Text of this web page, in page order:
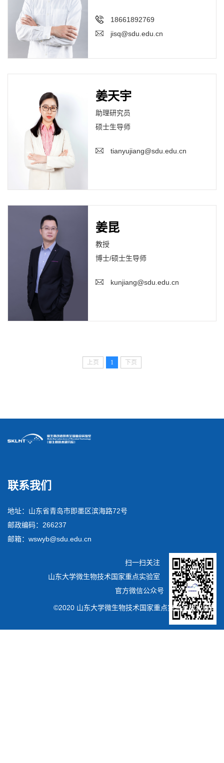
18661892769
jisq@sdu.edu.cn
姜天宇
助理研究员
硕士生导师
tianyujiang@sdu.edu.cn
姜昆
教授
博士/硕士生导师
kunjiang@sdu.edu.cn
上页 1 下页
联系我们
地址：山东省青岛市即墨区滨海路72号
邮政编码：266237
邮箱：wswyb@sdu.edu.cn
扫一扫关注
山东大学微生物技术国家重点实验室
官方微信公众号
©2020 山东大学微生物技术国家重点实验室版权所有